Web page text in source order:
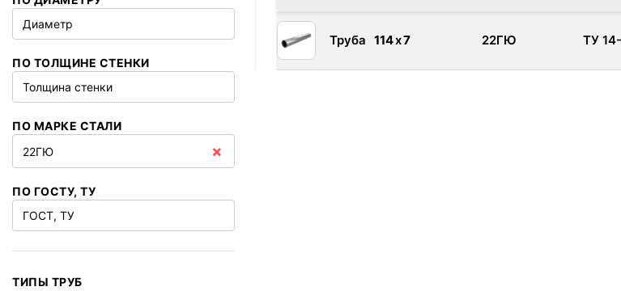
Диаметр
ПО ТОЛЩИНЕ СТЕНКИ
Толщина стенки
ПО МАРКЕ СТАЛИ
22ГЮ
×
ПО ГОСТУ, ТУ
ГОСТ, ТУ
ТИПЫ ТРУБ
Труба 114x7 22ГЮ ТУ